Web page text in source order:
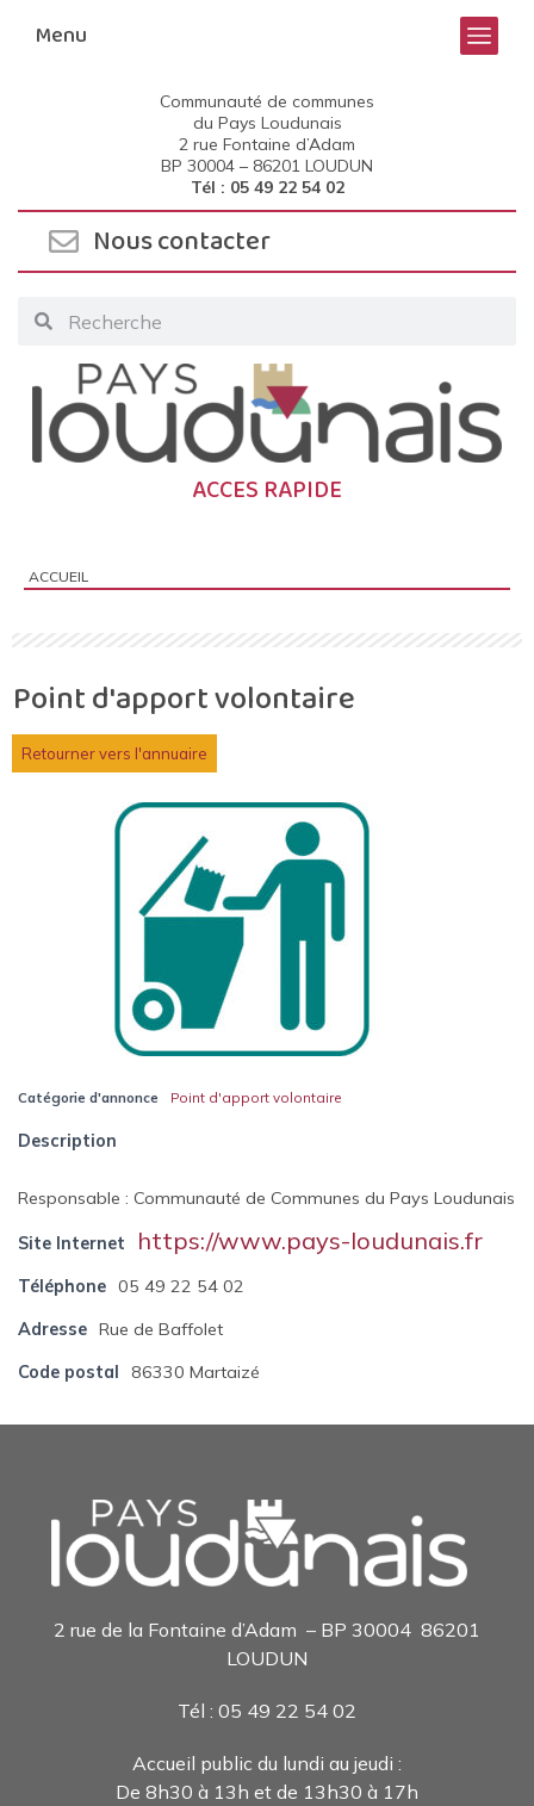
Menu
Communauté de communes
du Pays Loudunais
2 rue Fontaine d’Adam
BP 30004 – 86201 LOUDUN
Tél : 05 49 22 54 02
Nous contacter
ACCES RAPIDE
Vous êtes ici :
ACCUEIL
Point d'apport volontaire
Retourner vers l'annuaire
Catégorie d'annonce Point d'apport volontaire
Description
Responsable : Communauté de Communes du Pays Loudunais
Site Internet https://www.pays-loudunais.fr
Téléphone 05 49 22 54 02
Adresse Rue de Baffolet
Code postal
86330 Martaizé
2 rue de la Fontaine d’Adam – BP 30004 86201
LOUDUN
Tél : 05 49 22 54 02
Accueil public du lundi au jeudi :
De 8h30 à 13h et de 13h30 à 17h